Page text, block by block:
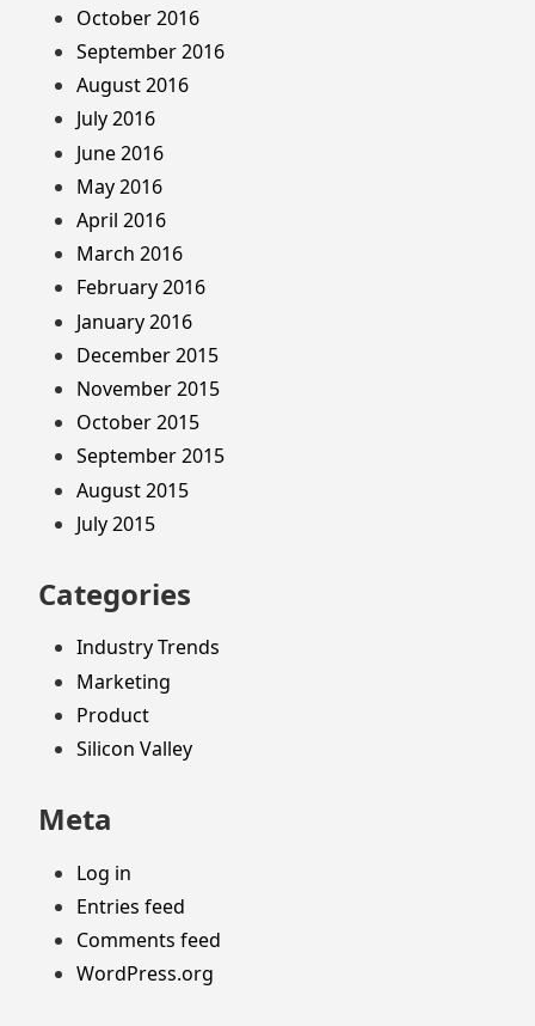
October 2016
September 2016
August 2016
July 2016
June 2016
May 2016
April 2016
March 2016
February 2016
January 2016
December 2015
November 2015
October 2015
September 2015
August 2015
July 2015
Categories
Industry Trends
Marketing
Product
Silicon Valley
Meta
Log in
Entries feed
Comments feed
WordPress.org